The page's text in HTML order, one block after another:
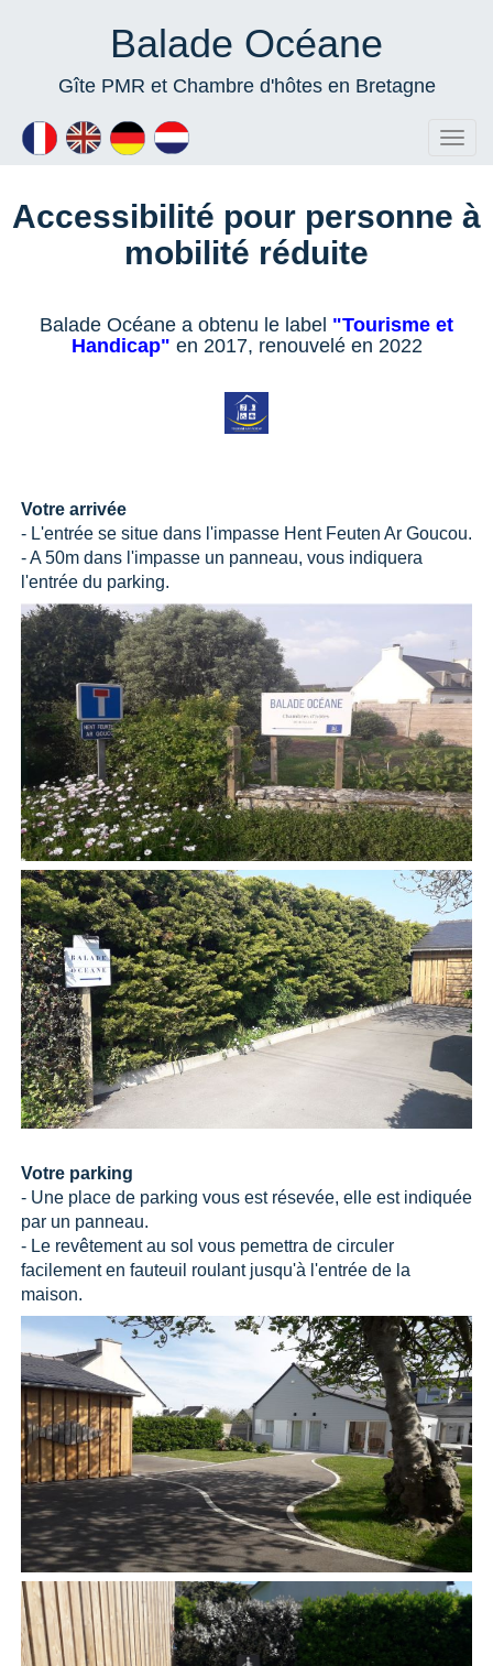
Balade Océane
Gîte PMR et Chambre d'hôtes en Bretagne
Accessibilité pour personne à
mobilité réduite
Balade Océane a obtenu le label "Tourisme et
Handicap" en 2017, renouvelé en 2022
Votre arrivée
- L'entrée se situe dans l'impasse Hent Feuten Ar Goucou.
- A 50m dans l'impasse un panneau, vous indiquera
l'entrée du parking.
Votre parking
- Une place de parking vous est résevée, elle est indiquée
par un panneau.
- Le revêtement au sol vous pemettra de circuler
facilement en fauteuil roulant jusqu'à l'entrée de la
maison.